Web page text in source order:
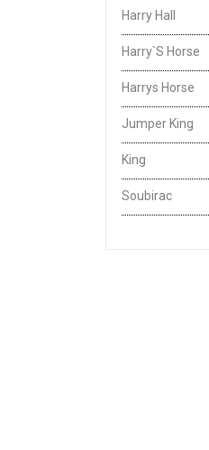
Harry Hall
Harry`s Horse
Harrys Horse
Jumper King
King
Soubirac